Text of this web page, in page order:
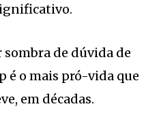
sombra de dúvida de
é o mais pró-vida que
em décadas.